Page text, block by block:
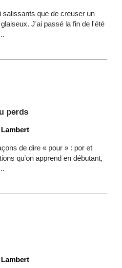
que de creuser un
J'ai passé la fin de l'été
perds
de dire « pour » : por et
qu'on apprend en débutant,